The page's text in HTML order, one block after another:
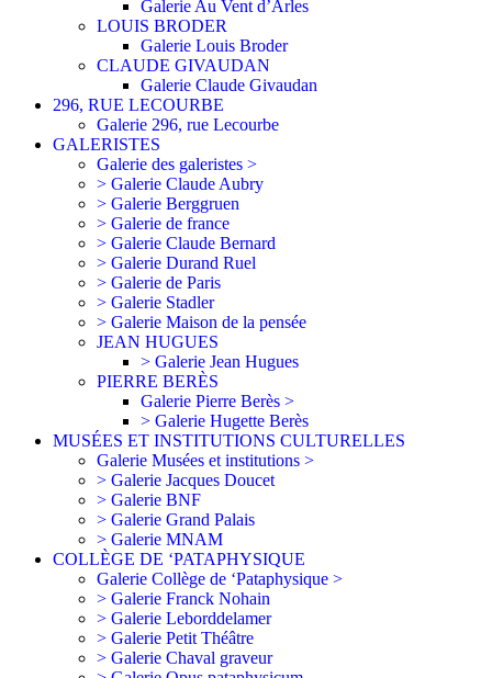
Galerie Au Vent d’Arles
LOUIS BRODER
Galerie Louis Broder
CLAUDE GIVAUDAN
Galerie Claude Givaudan
296, RUE LECOURBE
Galerie 296, rue Lecourbe
GALERISTES
Galerie des galeristes >
> Galerie Claude Aubry
> Galerie Berggruen
> Galerie de france
> Galerie Claude Bernard
> Galerie Durand Ruel
> Galerie de Paris
> Galerie Stadler
> Galerie Maison de la pensée
JEAN HUGUES
> Galerie Jean Hugues
PIERRE BERÈS
Galerie Pierre Berès >
> Galerie Hugette Berès
MUSÉES ET INSTITUTIONS CULTURELLES
Galerie Musées et institutions >
> Galerie Jacques Doucet
> Galerie BNF
> Galerie Grand Palais
> Galerie MNAM
COLLÈGE DE ‘PATAPHYSIQUE
Galerie Collège de ‘Pataphysique >
> Galerie Franck Nohain
> Galerie Leborddelamer
> Galerie Petit Théâtre
> Galerie Chaval graveur